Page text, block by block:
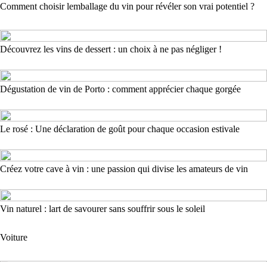
Comment choisir lemballage du vin pour révéler son vrai potentiel ?
Découvrez les vins de dessert : un choix à ne pas négliger !
Dégustation de vin de Porto : comment apprécier chaque gorgée
Le rosé : Une déclaration de goût pour chaque occasion estivale
Créez votre cave à vin : une passion qui divise les amateurs de vin
Vin naturel : lart de savourer sans souffrir sous le soleil
Voiture